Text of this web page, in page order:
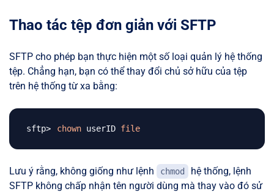
Thao tác tệp đơn giản với SFTP
SFTP cho phép bạn thực hiện một số loại quản lý hệ thống
tệp. Chẳng hạn, bạn có thể thay đổi chủ sở hữu của tệp
trên hệ thống từ xa bằng:
chown userID file
Lưu ý rằng, không giống như lệnh chmod
hệ thống, lệnh
SFTP không chấp nhận tên người dùng mà thay vào đó sử